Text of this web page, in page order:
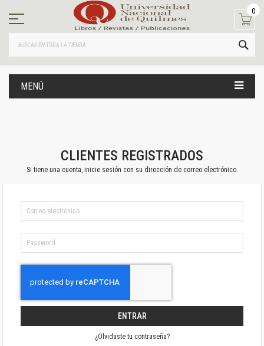
contenido
0
MENÚ
CLIENTES REGISTRADOS
Si tiene una cuenta, inicie sesión con su dirección de correo electrónico.
ENTRAR
¿Olvidaste tu contraseña?